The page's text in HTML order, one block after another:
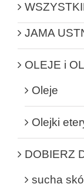
JAMA
OLEJE i
Oleje
Olejki
DOBIERZ
sucha